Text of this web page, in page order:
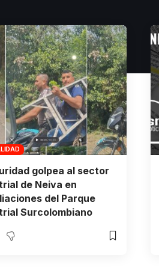
golpea al sector
de Neiva en
del Parque
Surcolombiano